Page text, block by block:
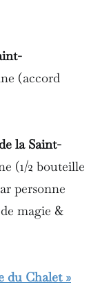
(accord
la Saint-
(1/2 bouteille
personne
magie &
du Chalet »